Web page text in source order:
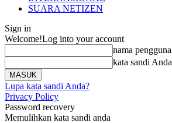
SUARA NETIZEN
Sign in
Welcome!Log into your account
nama pengguna
kata sandi Anda
Lupa kata sandi Anda?
Privacy Policy
Password recovery
Memulihkan kata sandi anda